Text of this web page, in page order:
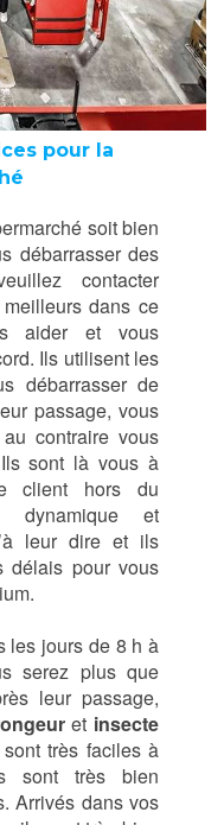
pour la
soit bien
débarrasser des
contacter
dans ce
aider et vous
Ils utilisent les
débarrasser de
passage, vous
contraire vous
sont là vous à
client hors du
dynamique et
leur dire et ils
délais pour vous
les jours de 8 h à
serez plus que
leur passage,
et insecte
très faciles à
sont très bien
Arrivés dans vos